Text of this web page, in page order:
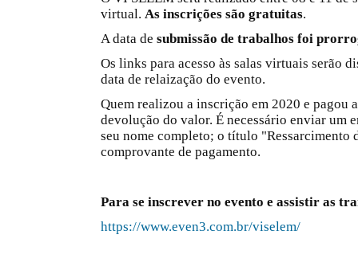
virtual. As inscrições são gratuitas.
A data de submissão de trabalhos foi
Os links para acesso às salas virtuais serão
data de relaização do evento.
Quem realizou a inscrição em 2020 e pagou
devolução do valor. É necessário enviar um
seu nome completo; o título "Ressarcimento
comprovante de pagamento.
Para se inscrever no evento e assistir as
https://www.even3.com.br/viselem/